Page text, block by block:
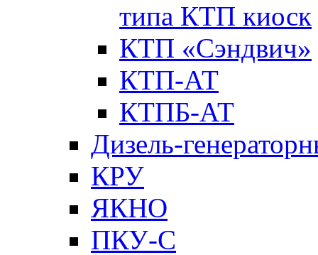
типа КТП киоск
КТП «Сэндвич»
КТП-АТ
КТПБ-АТ
Дизель-
КРУ
ЯКНО
ПКУ-С